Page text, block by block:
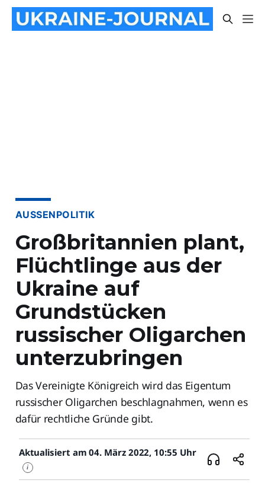
AUSSENPOLITIK
Großbritannien plant,
Flüchtlinge aus der
Ukraine auf
Grundstücken
russischer Oligarchen
unterzubringen
Das Vereinigte Königreich wird das Eigentum
russischer Oligarchen beschlagnahmen, wenn es
dafür rechtliche Gründe gibt.
Aktualisiert am 04. März 2022, 10:55 Uhr
i